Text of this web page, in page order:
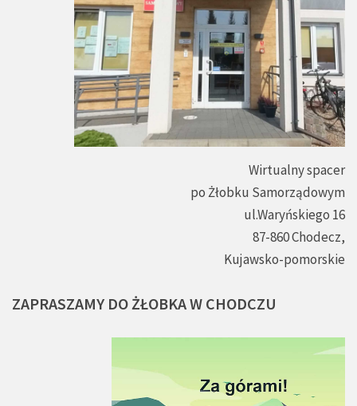
Wirtualny spacer
po Żłobku Samorządowym
ul.Waryńskiego 16
87-860 Chodecz,
Kujawsko-pomorskie
ZAPRASZAMY DOŻŁOBKAW CHODCZU